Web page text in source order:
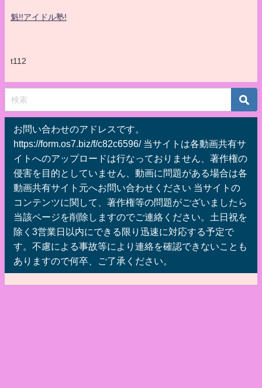
魁!!アイドル塾!
t112
お問い合わせのアドレスです。
https://form.os7.biz/f/c82c6596/ 当サイトは各動画共有サ
イトへのアップロードは行なっておりません、著作権の
侵害を目的としていません、動画に問題がある場合は各
動画共有サイト元へお問い合わせください 当サイトの
コンテンツに関して、著作権等の問題がございましたら
当該ページを削除しますのでご連絡ください。土日祝を
除く3営業日以内にできる限り迅速に対応する予定で
す。不慮による事故等により連絡を確認できないことも
ありますので何卒、ご了承ください。